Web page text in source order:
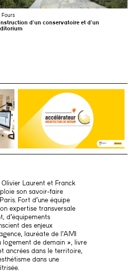
Fours
d’un conservatoire et d’un
Laurent et Franck
son savoir-faire
Fort d’une équipe
expertise transversale
d’équipements
des enjeux
lauréate de l’AMI
logement de demain », livre
ancrées dans le territoire,
dans une